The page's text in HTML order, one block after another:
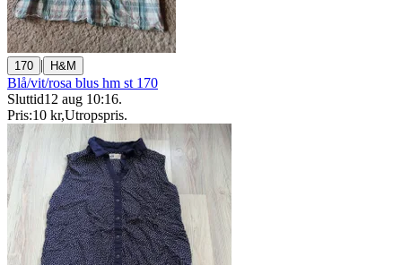
170 | H&M
Blå/vit/rosa blus hm st 170
Sluttid12 aug 10:16.
Pris:10 kr,Utropspris.